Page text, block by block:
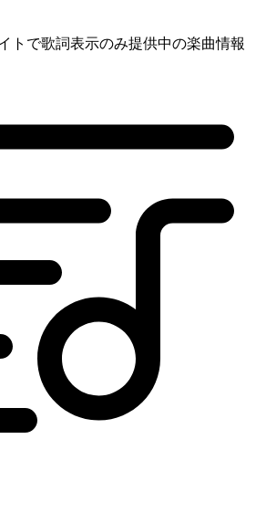
トで歌詞表示のみ提供中の楽曲情報